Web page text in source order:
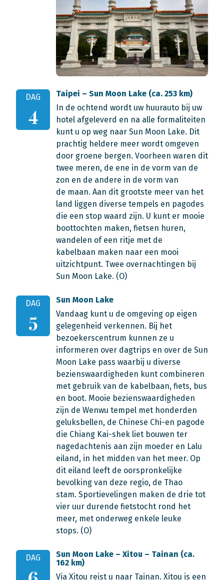
DAG
4
Taipei – Sun Moon Lake (ca. 253 km)
In de ochtend wordt uw huurauto bij uw
hotel afgeleverd en na alle formaliteiten
kunt u op weg naar Sun Moon Lake. Dit
prachtig heldere meer wordt omgeven
door groene bergen. Voorheen waren dit
twee meren, de ene in de vorm van de
zon en de andere in de vorm van
de maan. Aan dit grootste meer van het
land liggen diverse tempels en pagodes
die een stop waard zijn. U kunt er mooie
boottochten maken, fietsen huren,
wandelen of een ritje met de
kabelbaan maken naar een mooi
uitzichtpunt. Twee overnachtingen bij
Sun Moon Lake. (O)
DAG
5
Sun Moon Lake
Vandaag kunt u de omgeving op eigen
gelegenheid verkennen. Bij het
bezoekerscentrum kunnen ze u
informeren over dagtrips en over de Sun
Moon Lake pass waarbij u diverse
bezienswaardigheden kunt combineren
met gebruik van de kabelbaan, fiets, bus
en boot. Mooie bezienswaardigheden
zijn de Wenwu tempel met honderden
geluksbellen, de Chinese Chi-en pagode
die Chiang Kai-shek liet bouwen ter
nagedachtenis aan zijn moeder en Lalu
eiland, in het midden van het meer. Op
dit eiland leeft de oorspronkelijke
bevolking van deze regio, de Thao
stam. Sportievelingen maken de drie tot
vier uur durende fietstocht rond het
meer, met onderweg enkele leuke
stops. (O)
DAG
Sun Moon Lake – Xitou – Tainan (ca.
162 km)
Via Xitou reist u naar Tainan. Xitou is een